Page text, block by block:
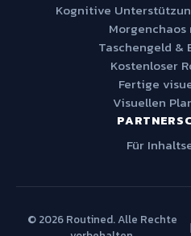
Kognitive
Taschengeld &
Kostenloser
Fertige
Visuellen
Für
© 2026 Routined. Alle Rechte
|